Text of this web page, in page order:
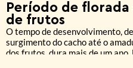
Período de florada
de frutos
O tempo de desenvolvimento,
surgimento do cacho até o
dos frutos, dura mais de um ano.